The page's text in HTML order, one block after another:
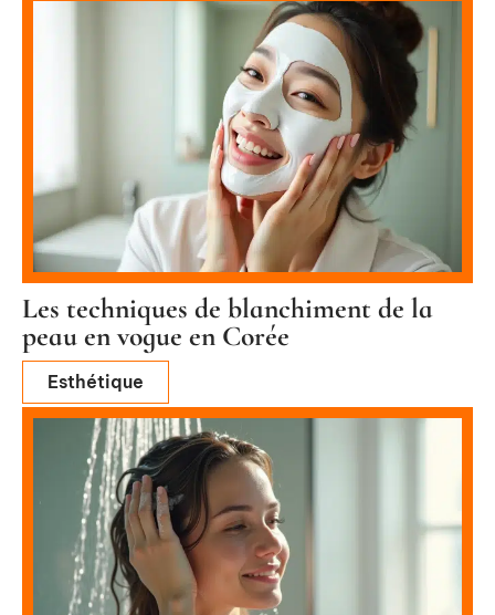
Les techniques de blanchiment de la
peau en vogue en Corée
Esthétique